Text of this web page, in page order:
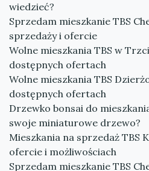
wiedzieć?
Sprzedam mieszkanie TBS
sprzedaży i ofercie
Wolne mieszkania TBS w
dostępnych ofertach
Wolne mieszkania TBS
dostępnych ofertach
Drzewko bonsai do
swoje miniaturowe drzewo?
Mieszkania na sprzedaż TBS
ofercie i możliwościach
Sprzedam mieszkanie TBS